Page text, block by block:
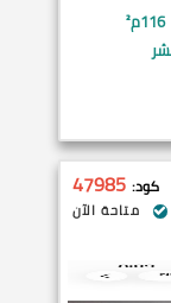
116م²
كود: 47985
متاحة الآن